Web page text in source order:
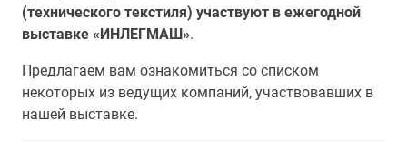
(технического текстиля) участвуют в ежегодной
выставке «ИНЛЕГМАШ».
Предлагаем вам ознакомиться со списком
некоторых из ведущих компаний, участвовавших в
нашей выставке.